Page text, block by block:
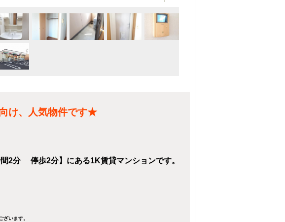
け、人気物件です★
2分 停歩2分】にある1K賃貸マンションです。
います。